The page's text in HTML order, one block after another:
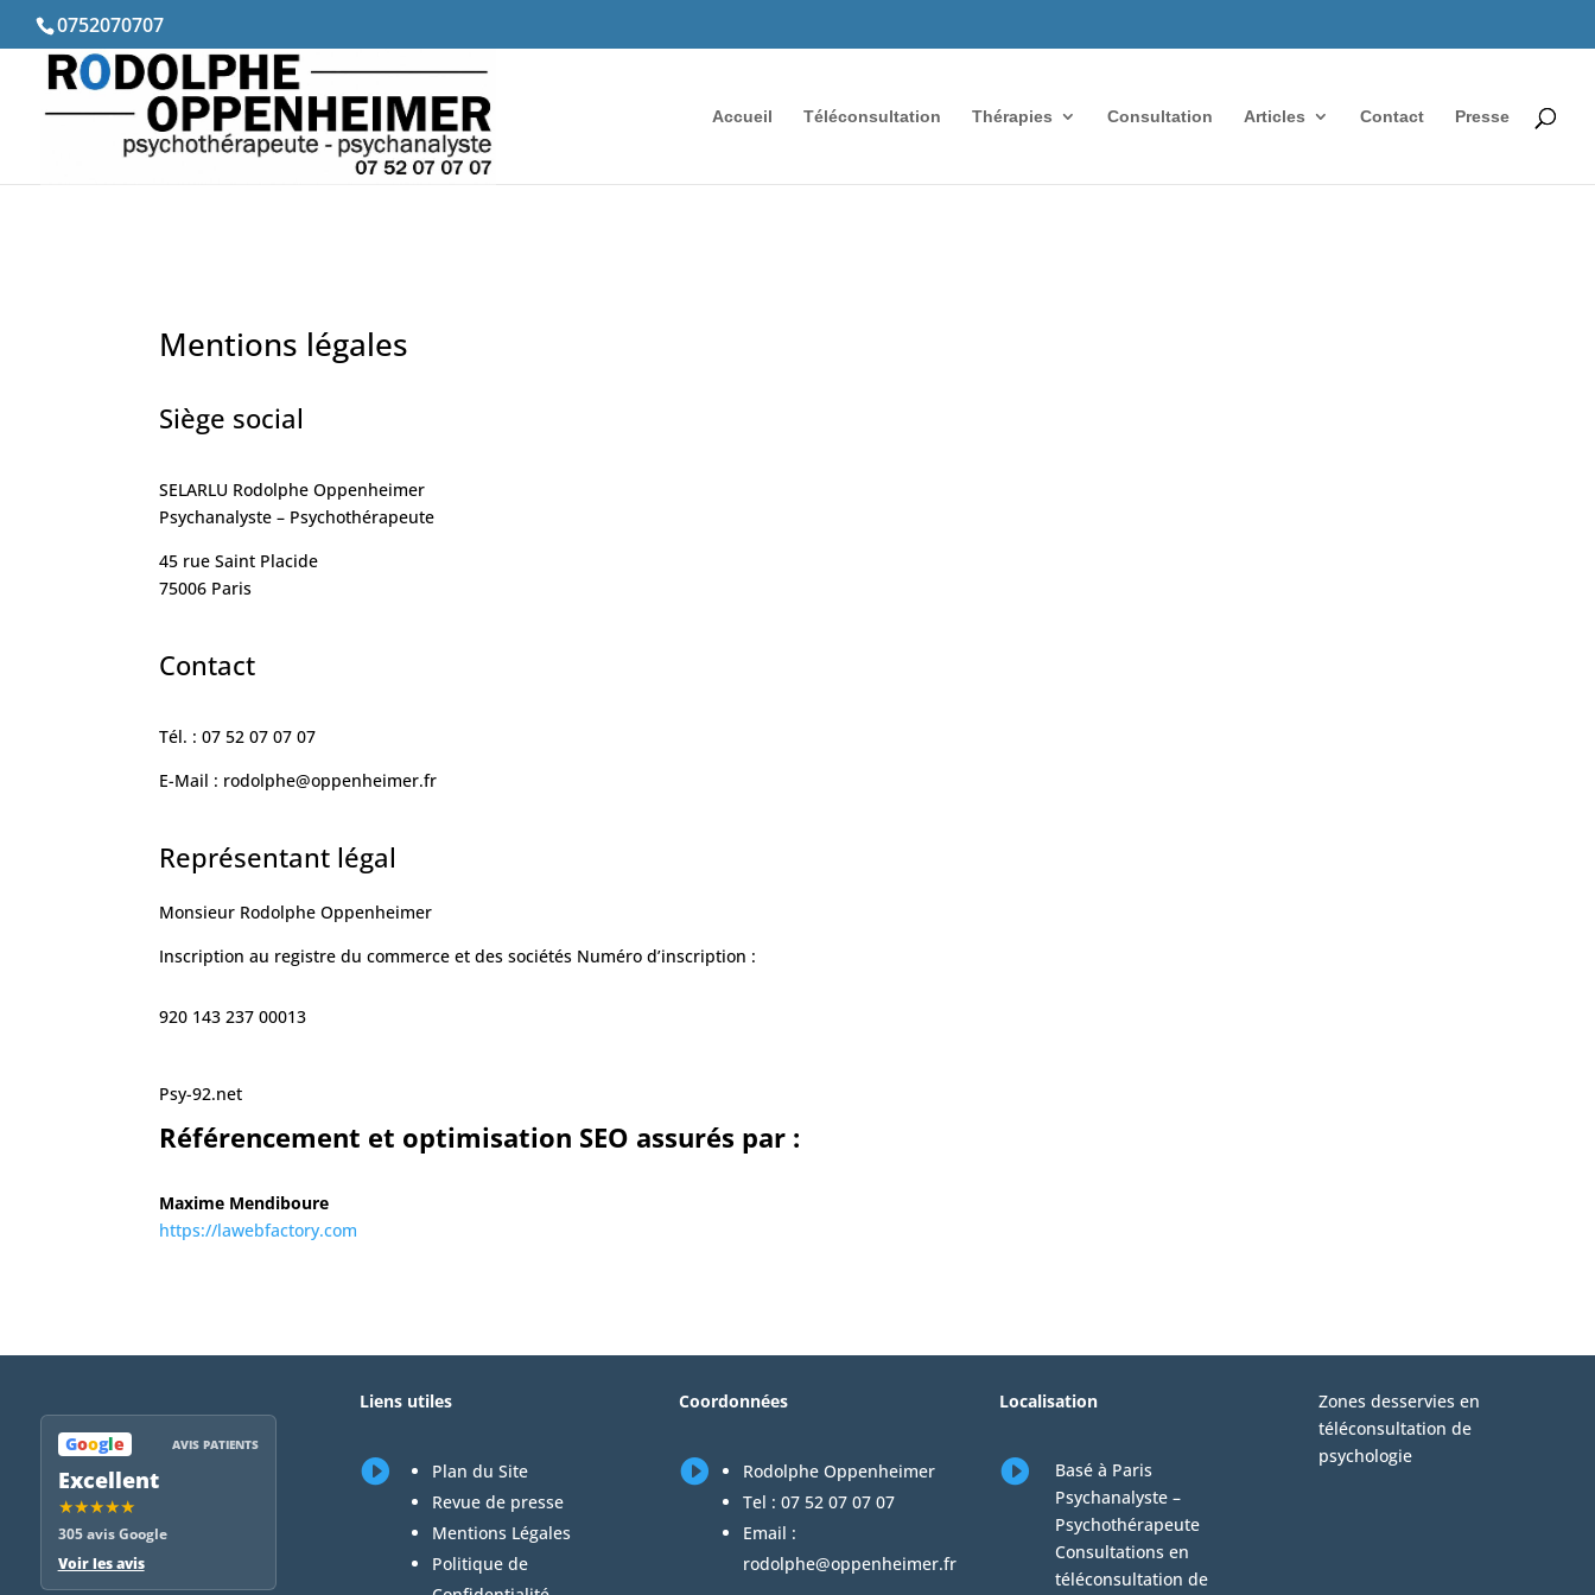
0752070707
Accueil Téléconsultation Thérapies Consultation Articles Contact Presse
Mentions légales
Siège social
SELARLU Rodolphe Oppenheimer
Psychanalyste – Psychothérapeute
45 rue Saint Placide
75006 Paris
Contact
Tél. : 07 52 07 07 07
E-Mail : rodolphe@oppenheimer.fr
Représentant légal
Monsieur Rodolphe Oppenheimer
Inscription au registre du commerce et des sociétés Numéro d’inscription :
920 143 237 00013
Psy-92.net
Référencement et optimisation SEO assurés par :
Maxime Mendiboure
https://lawebfactory.com
Google AVIS PATIENTS
Excellent
★★★★★
305 avis Google
Voir les avis
Liens utiles

Plan du Site
Revue de presse
Mentions Légales
Politique de
Coordonnées

Rodolphe Oppenheimer
Tel :07 52 07 07 07
Email :
rodolphe@oppenheimer.fr
Localisation

Basé à Paris
Psychanalyste –
Psychothérapeute
Consultations en
téléconsultation de
Zones desservies en
téléconsultation de
psychologie